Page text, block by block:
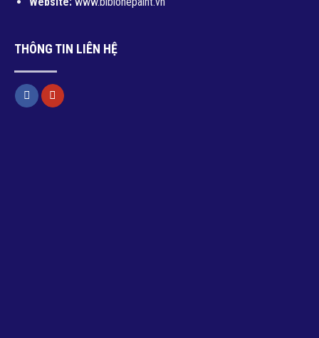
THÔNG TIN LIÊN HỆ